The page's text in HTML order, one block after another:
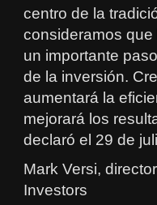
centro de la
consideramos
un importante
de la inversión.
aumentará la
mejorará los
declaró el 29 de
Mark Versi,
Investors